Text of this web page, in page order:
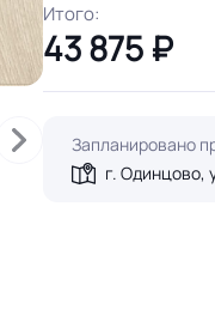
Итого:
43 875 ₽
Запланировано
г. Одинцово,